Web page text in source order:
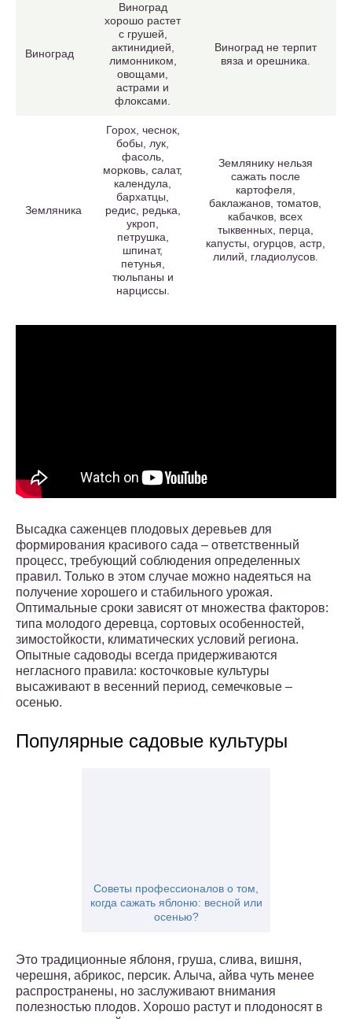
Виноград
Виноград
хорошо растет
с грушей,
актинидией,
лимонником,
овощами,
астрами и
флоксами.
Виноград не терпит
вяза и орешника.
Земляника
Горох, чеснок,
бобы, лук,
фасоль,
морковь, салат,
календула,
бархатцы,
редис, редька,
укроп,
петрушка,
шпинат,
петунья,
тюльпаны и
нарциссы.
Землянику нельзя
сажать после
картофеля,
баклажанов, томатов,
кабачков, всех
тыквенных, перца,
капусты, огурцов, астр,
лилий, гладиолусов.
Высадка саженцев плодовых деревьев для
формирования красивого сада – ответственный
процесс, требующий соблюдения определенных
правил. Только в этом случае можно надеяться на
получение хорошего и стабильного урожая.
Оптимальные сроки зависят от множества факторов:
типа молодого деревца, сортовых особенностей,
зимостойкости, климатических условий региона.
Опытные садоводы всегда придерживаются
негласного правила: косточковые культуры
высаживают в весенний период, семечковые –
осенью.
Популярные садовые культуры
Советы профессионалов о том,
когда сажать яблоню: весной или
осенью?
Это традиционные яблоня, груша, слива, вишня,
черешня, абрикос, персик. Алыча, айва чуть менее
распространены, но заслуживают внимания
полезностью плодов. Хорошо растут и плодоносят в